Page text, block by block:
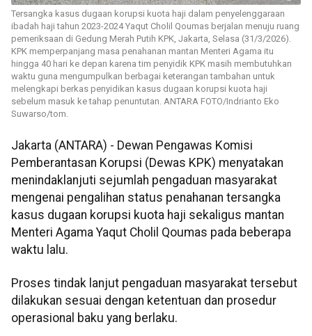
Tersangka kasus dugaan korupsi kuota haji dalam penyelenggaraan
ibadah haji tahun 2023-2024 Yaqut Cholil Qoumas berjalan menuju ruang
pemeriksaan di Gedung Merah Putih KPK, Jakarta, Selasa (31/3/2026).
KPK memperpanjang masa penahanan mantan Menteri Agama itu
hingga 40 hari ke depan karena tim penyidik KPK masih membutuhkan
waktu guna mengumpulkan berbagai keterangan tambahan untuk
melengkapi berkas penyidikan kasus dugaan korupsi kuota haji
sebelum masuk ke tahap penuntutan. ANTARA FOTO/Indrianto Eko
Suwarso/tom.
Jakarta (ANTARA) - Dewan Pengawas Komisi
Pemberantasan Korupsi (Dewas KPK) menyatakan
menindaklanjuti sejumlah pengaduan masyarakat
mengenai pengalihan status penahanan tersangka
kasus dugaan korupsi kuota haji sekaligus mantan
Menteri Agama Yaqut Cholil Qoumas pada beberapa
waktu lalu.
Proses tindak lanjut pengaduan masyarakat tersebut
dilakukan sesuai dengan ketentuan dan prosedur
operasional baku yang berlaku.